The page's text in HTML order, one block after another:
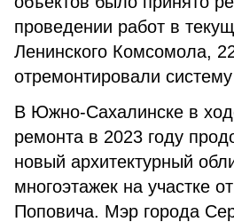
проведении работ в
Ленинского Комсомола,
отремонтировали
В Южно-Сахалинске в
ремонта в 2023 году
новый архитектурный
многоэтажек на участке
Поповича. Мэр города